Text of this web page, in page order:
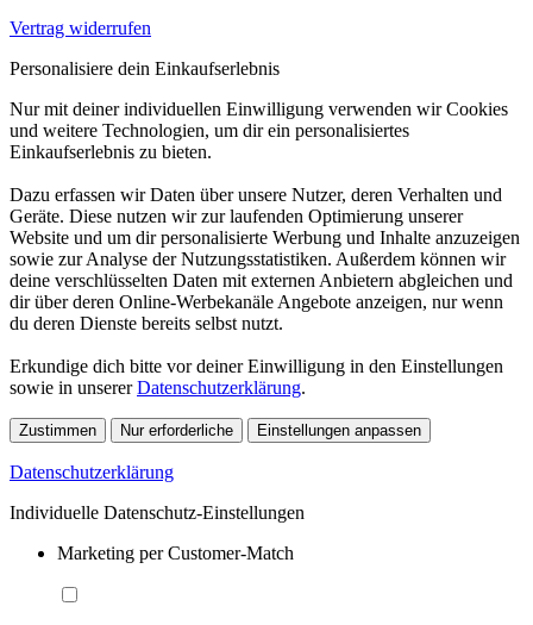
Vertrag widerrufen
Personalisiere dein Einkaufserlebnis
Nur mit deiner individuellen Einwilligung verwenden wir Cookies
und weitere Technologien, um dir ein personalisiertes
Einkaufserlebnis zu bieten.
Dazu erfassen wir Daten über unsere Nutzer, deren Verhalten und
Geräte. Diese nutzen wir zur laufenden Optimierung unserer
Website und um dir personalisierte Werbung und Inhalte anzuzeigen
sowie zur Analyse der Nutzungsstatistiken. Außerdem können wir
deine verschlüsselten Daten mit externen Anbietern abgleichen und
dir über deren Online-Werbekanäle Angebote anzeigen, nur wenn
du deren Dienste bereits selbst nutzt.
Erkundige dich bitte vor deiner Einwilligung in den Einstellungen
sowie in unsererDatenschutzerklärung.
Zustimmen Nur erforderliche Einstellungen anpassen
Datenschutzerklärung
Individuelle Datenschutz-Einstellungen
Marketing per Customer-Match